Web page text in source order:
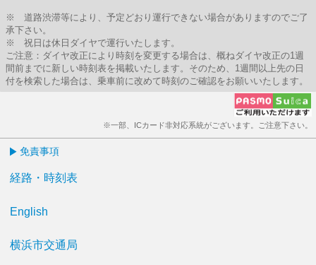
※ 道路渋滞等により、予定どおり運行できない場合がありますのでご了
承下さい。
※ 祝日は休日ダイヤで運行いたします。
ご注意：ダイヤ改正により時刻を変更する場合は、概ねダイヤ改正の1週
間前までに新しい時刻表を掲載いたします。そのため、1週間以上先の日
付を検索した場合は、乗車前に改めて時刻のご確認をお願いいたします。
※一部、ICカード非対応系統がございます。ご注意下さい。
免責事項
経路・時刻表
English
横浜市交通局